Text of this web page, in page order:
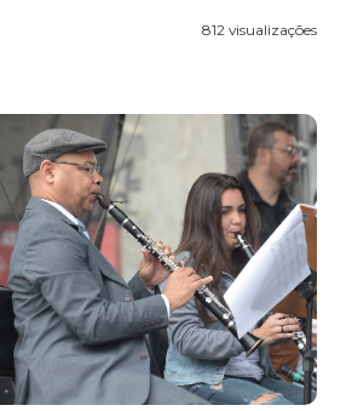
812 visualizações